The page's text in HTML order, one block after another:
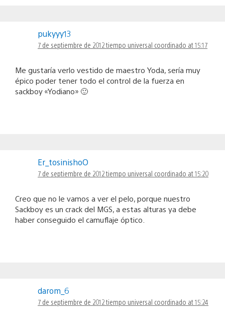
pukyyy13
7 de septiembre de 2012 tiempo universal coordinado at 15:17
Me gustaría verlo vestido de maestro Yoda, sería muy
épico poder tener todo el control de la fuerza en
sackboy «Yodiano» 🙂
Er_tosinishoO
7 de septiembre de 2012 tiempo universal coordinado at 15:20
Creo que no le vamos a ver el pelo, porque nuestro
Sackboy es un crack del MGS, a estas alturas ya debe
haber conseguido el camuflaje óptico.
darom_6
7 de septiembre de 2012 tiempo universal coordinado at 15:24